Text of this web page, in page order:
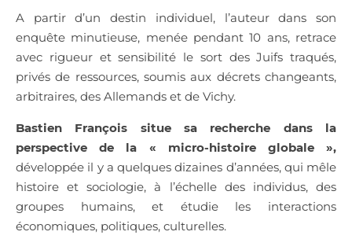
A partir d’un destin individuel, l’auteur dans son
enquête minutieuse, menée pendant 10 ans, retrace
avec rigueur et sensibilité le sort des Juifs traqués,
privés de ressources, soumis aux décrets changeants,
arbitraires, des Allemands et de Vichy.
Bastien François situe sa recherche dans la
perspective de la « micro-histoire globale »,
développée il y a quelques dizaines d’années, qui mêle
histoire et sociologie, à l’échelle des individus, des
groupes humains, et étudie les interactions
économiques, politiques, culturelles.